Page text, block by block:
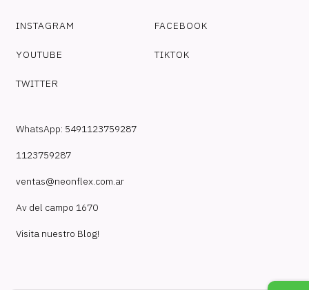
INSTAGRAM FACEBOOK
YOUTUBE TIKTOK
TWITTER
WhatsApp: 5491123759287
1123759287
ventas@neonflex.com.ar
Av del campo 1670
Visita nuestro Blog!